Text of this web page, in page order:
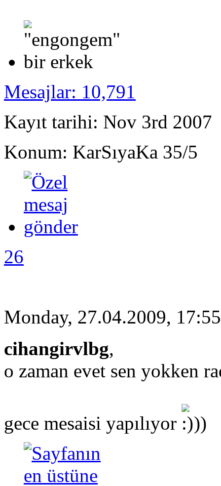
Mesajlar: 10,791
Kayıt tarihi: Nov 3rd 2007
Konum: KarSıyaKa 35/5
26
Monday, 27.04.2009, 17:55
cihangirvlbg,
o zaman evet sen yokken
gece mesaisi yapılıyor ))